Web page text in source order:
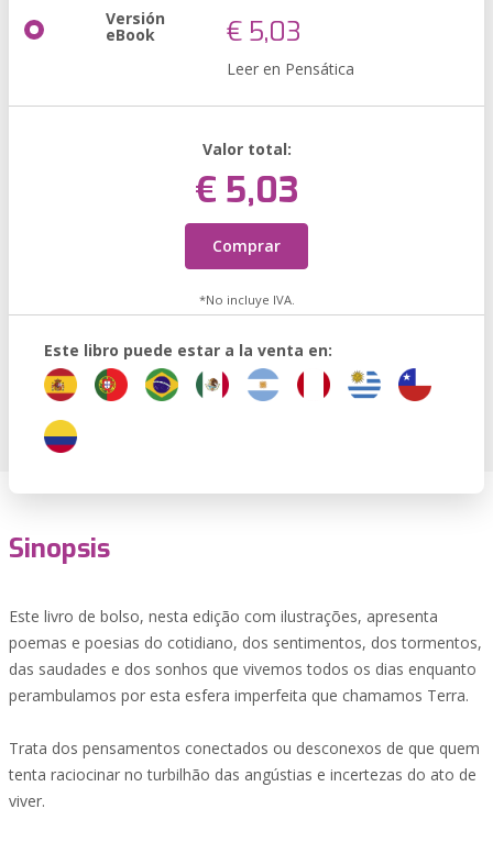
Versión
eBook € 5,03
Leer en Pensática
Valor total:
€ 5,03
Comprar
*No incluye IVA.
Este libro puede estar a la venta en:
Sinopsis
Este livro de bolso, nesta edição com ilustrações, apresenta
poemas e poesias do cotidiano, dos sentimentos, dos tormentos,
das saudades e dos sonhos que vivemos todos os dias enquanto
perambulamos por esta esfera imperfeita que chamamos Terra.
Trata dos pensamentos conectados ou desconexos de que quem
tenta raciocinar no turbilhão das angústias e incertezas do ato de
viver.